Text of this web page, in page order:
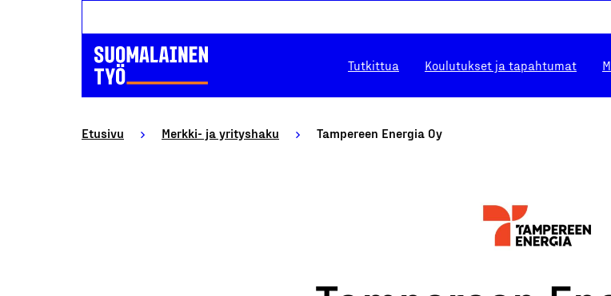
Tutkittua Koulutukset ja tapahtumat
Etusivu Merkki- ja yrityshaku Tampereen Energia Oy